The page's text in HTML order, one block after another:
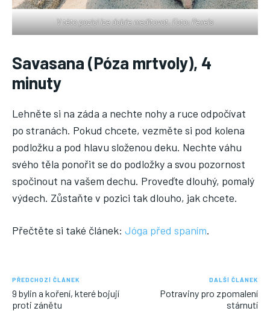
V této pozici lze dobře meditovat. Foto: Pexels
Savasana (Póza mrtvoly), 4
minuty
Lehněte si na záda a nechte nohy a ruce odpočívat
po stranách. Pokud chcete, vezměte si pod kolena
podložku a pod hlavu složenou deku. Nechte váhu
svého těla ponořit se do podložky a svou pozornost
spočinout na vašem dechu. Proveďte dlouhý, pomalý
výdech. Zůstaňte v pozici tak dlouho, jak chcete.
Přečtěte si také článek: Jóga před spaním.
PŘEDCHOZÍ ČLÁNEK
9 bylin a koření, které bojují
proti zánětu
DALŠÍ ČLÁNEK
Potraviny pro zpomalení
stárnutí